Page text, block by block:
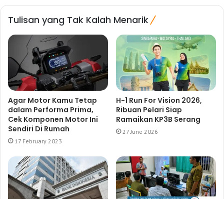
Tulisan yang Tak Kalah Menarik
Agar Motor Kamu Tetap
dalam Performa Prima,
Cek Komponen Motor Ini
Sendiri Di Rumah
17 February 2023
H-1 Run For Vision 2026,
Ribuan Pelari Siap
Ramaikan KP3B Serang
27 June 2026